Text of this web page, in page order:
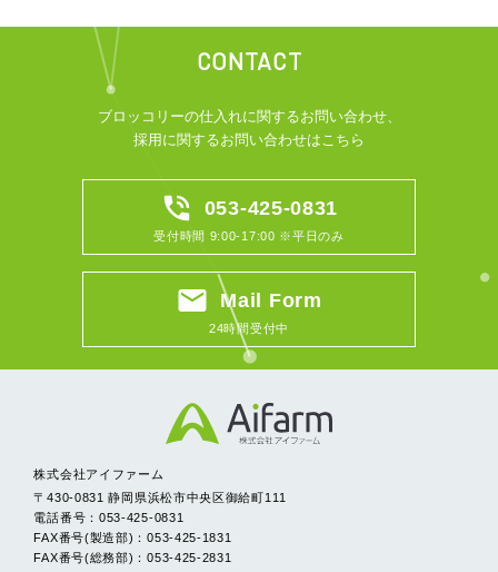
CONTACT
ブロッコリーの仕入れに関するお問い合わせ、
採用に関するお問い合わせはこちら
phone_in_talk 053-425-0831
受付時間 9:00-17:00 ※平日のみ
email Mail Form
24時間受付中
株式会社アイファーム
〒430-0831 静岡県浜松市中央区御給町111
電話番号：053-425-0831
FAX番号(製造部)：053-425-1831
FAX番号(総務部)：053-425-2831